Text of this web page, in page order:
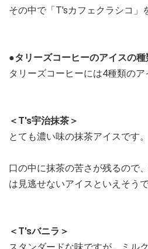
その中で「T'sカフェクラシコ」
●タリーズコーヒーのアイスの種
タリーズコーヒーには4種類のア
＜T's宇治抹茶＞
とても濃い味の抹茶アイスです。
口の中に抹茶の苦さが残るので
は見逃せないアイスといえそうで
＜T'sバニラ＞